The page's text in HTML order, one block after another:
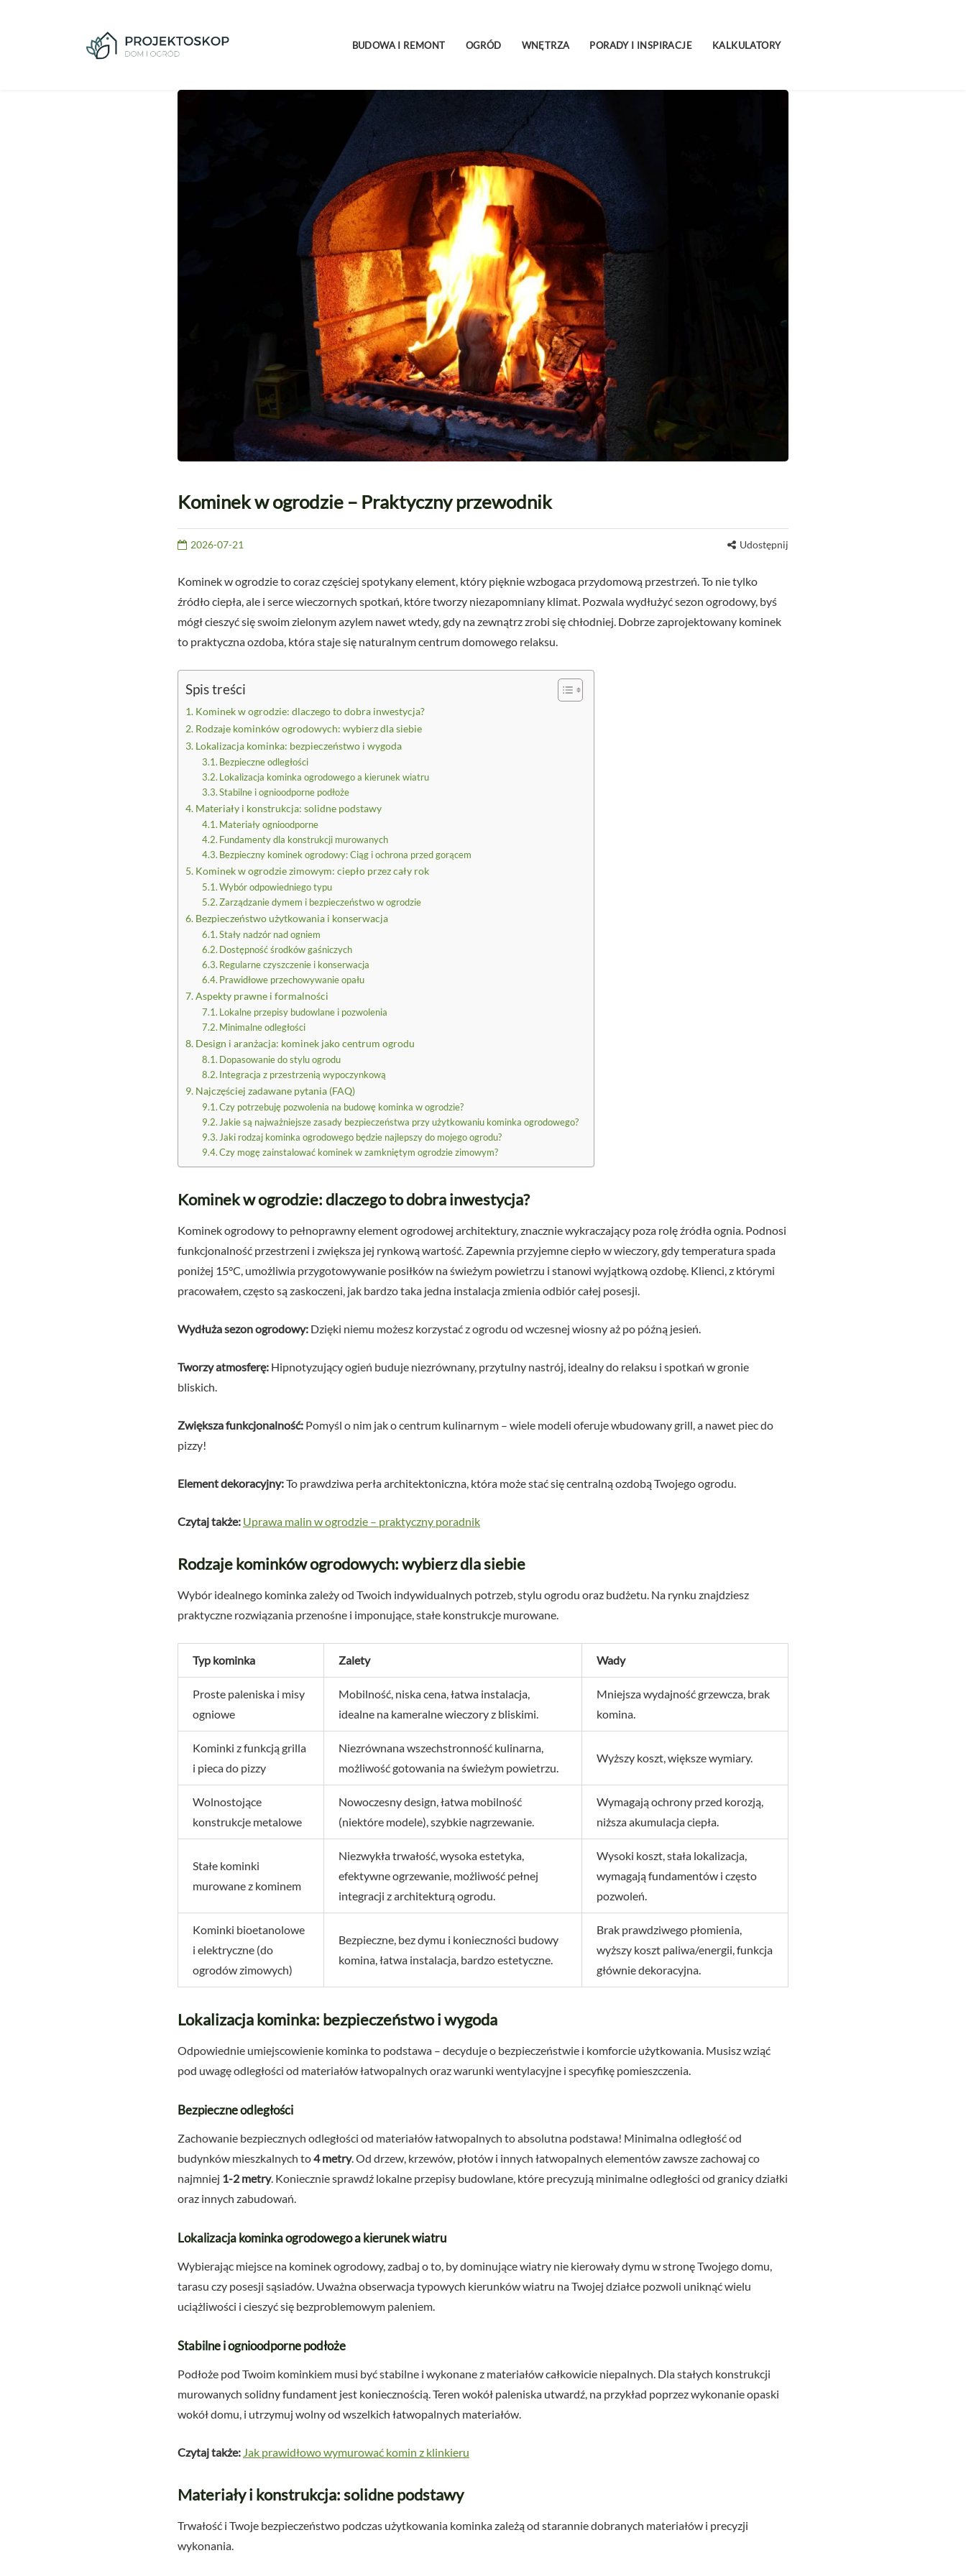
BUDOWA I REMONT OGRÓD WNĘTRZA PORADY I INSPIRACJE KALKULATORY
Kominek w ogrodzie – Praktyczny przewodnik
2026-07-21 Udostępnij
Kominek w ogrodzie to coraz częściej spotykany element, który pięknie wzbogaca przydomową przestrzeń. To nie tylko
źródło ciepła, ale i serce wieczornych spotkań, które tworzy niezapomniany klimat. Pozwala wydłużyć sezon ogrodowy, byś
mógł cieszyć się swoim zielonym azylem nawet wtedy, gdy na zewnątrz zrobi się chłodniej. Dobrze zaprojektowany kominek
to praktyczna ozdoba, która staje się naturalnym centrum domowego relaksu.
Spis treści
Kominek w ogrodzie: dlaczego to dobra inwestycja?
Rodzaje kominków ogrodowych: wybierz dla siebie
Lokalizacja kominka: bezpieczeństwo i wygoda
Bezpieczne odległości
Lokalizacja kominka ogrodowego a kierunek wiatru
Stabilne i ognioodporne podłoże
Materiały i konstrukcja: solidne podstawy
Materiały ognioodporne
Fundamenty dla konstrukcji murowanych
Bezpieczny kominek ogrodowy: Ciąg i ochrona przed gorącem
Kominek w ogrodzie zimowym: ciepło przez cały rok
Wybór odpowiedniego typu
Zarządzanie dymem i bezpieczeństwo w ogrodzie
Bezpieczeństwo użytkowania i konserwacja
Stały nadzór nad ogniem
Dostępność środków gaśniczych
Regularne czyszczenie i konserwacja
Prawidłowe przechowywanie opału
Aspekty prawne i formalności
Lokalne przepisy budowlane i pozwolenia
Minimalne odległości
Design i aranżacja: kominek jako centrum ogrodu
Dopasowanie do stylu ogrodu
Integracja z przestrzenią wypoczynkową
Najczęściej zadawane pytania (FAQ)
Czy potrzebuję pozwolenia na budowę kominka w ogrodzie?
Jakie są najważniejsze zasady bezpieczeństwa przy użytkowaniu kominka ogrodowego?
Jaki rodzaj kominka ogrodowego będzie najlepszy do mojego ogrodu?
Czy mogę zainstalować kominek w zamkniętym ogrodzie zimowym?
Kominek w ogrodzie: dlaczego to dobra inwestycja?
Kominek ogrodowy to pełnoprawny element ogrodowej architektury, znacznie wykraczający poza rolę źródła ognia. Podnosi
funkcjonalność przestrzeni i zwiększa jej rynkową wartość. Zapewnia przyjemne ciepło w wieczory, gdy temperatura spada
poniżej 15°C, umożliwia przygotowywanie posiłków na świeżym powietrzu i stanowi wyjątkową ozdobę. Klienci, z którymi
pracowałem, często są zaskoczeni, jak bardzo taka jedna instalacja zmienia odbiór całej posesji.
Wydłuża sezon ogrodowy: Dzięki niemu możesz korzystać z ogrodu od wczesnej wiosny aż po późną jesień.
Tworzy atmosferę: Hipnotyzujący ogień buduje niezrównany, przytulny nastrój, idealny do relaksu i spotkań w gronie
bliskich.
Zwiększa funkcjonalność: Pomyśl o nim jak o centrum kulinarnym – wiele modeli oferuje wbudowany grill, a nawet piec do
pizzy!
Element dekoracyjny:To prawdziwa perła architektoniczna, która może stać się centralną ozdobą Twojego ogrodu.
Czytaj także: Uprawa malin w ogrodzie – praktyczny poradnik
Rodzaje kominków ogrodowych: wybierz dla siebie
Wybór idealnego kominka zależy od Twoich indywidualnych potrzeb, stylu ogrodu oraz budżetu. Na rynku znajdziesz
praktyczne rozwiązania przenośne i imponujące, stałe konstrukcje murowane.
Typ kominka Zalety Wady
Proste paleniska i misy
ogniowe
Mobilność, niska cena, łatwa instalacja,
idealne na kameralne wieczory z bliskimi.
Mniejsza wydajność grzewcza, brak
komina.
Kominki z funkcją grilla
i pieca do pizzy
Niezrównana wszechstronność kulinarna,
możliwość gotowania na świeżym powietrzu.
Wyższy koszt, większe wymiary.
Wolnostojące
konstrukcje metalowe
Nowoczesny design, łatwa mobilność
(niektóre modele), szybkie nagrzewanie.
Wymagają ochrony przed korozją,
niższa akumulacja ciepła.
Stałe kominki
murowane z kominem
Niezwykła trwałość, wysoka estetyka,
efektywne ogrzewanie, możliwość pełnej
integracji z architekturą ogrodu.
Wysoki koszt, stała lokalizacja,
wymagają fundamentów i często
pozwoleń.
Kominki bioetanolowe
i elektryczne (do
ogrodów zimowych)
Bezpieczne, bez dymu i konieczności budowy
komina, łatwa instalacja, bardzo estetyczne.
Brak prawdziwego płomienia,
wyższy koszt paliwa/energii, funkcja
głównie dekoracyjna.
Lokalizacja kominka: bezpieczeństwo i wygoda
Odpowiednie umiejscowienie kominka to podstawa – decyduje o bezpieczeństwie i komforcie użytkowania. Musisz wziąć
pod uwagę odległości od materiałów łatwopalnych oraz warunki wentylacyjne i specyfikę pomieszczenia.
Bezpieczne odległości
Zachowanie bezpiecznych odległości od materiałów łatwopalnych to absolutna podstawa! Minimalna odległość od
budynków mieszkalnych to4 metry. Od drzew, krzewów, płotów i innych łatwopalnych elementów zawsze zachowaj co
najmniej 1-2 metry. Koniecznie sprawdź lokalne przepisy budowlane, które precyzują minimalne odległości od granicy działki
oraz innych zabudowań.
Lokalizacja kominka ogrodowego a kierunek wiatru
Wybierając miejsce na kominek ogrodowy, zadbaj o to, by dominujące wiatry nie kierowały dymu w stronę Twojego domu,
tarasu czy posesji sąsiadów. Uważna obserwacja typowych kierunków wiatru na Twojej działce pozwoli uniknąć wielu
uciążliwości i cieszyć się bezproblemowym paleniem.
Stabilne i ognioodporne podłoże
Podłoże pod Twoim kominkiem musi być stabilne i wykonane z materiałów całkowicie niepalnych. Dla stałych konstrukcji
murowanych solidny fundament jest koniecznością. Teren wokół paleniska utwardź, na przykład poprzez wykonanie opaski
wokół domu, i utrzymuj wolny od wszelkich łatwopalnych materiałów.
Czytaj także: Jak prawidłowo wymurować komin z klinkieru
Materiały i konstrukcja: solidne podstawy
Trwałość i Twoje bezpieczeństwo podczas użytkowania kominka zależą od starannie dobranych materiałów i precyzji
wykonania.